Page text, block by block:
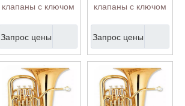
клапаны с ключом
Запрос цены
клапаны с ключом
Запрос цены